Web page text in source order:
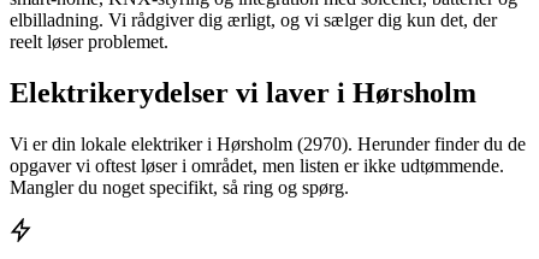
elbilladning. Vi rådgiver dig ærligt, og vi sælger dig kun det, der
reelt løser problemet.
Elektrikerydelser vi laver i Hørsholm
Vi er din lokale elektriker i Hørsholm (2970). Herunder finder du de
opgaver vi oftest løser i området, men listen er ikke udtømmende.
Mangler du noget specifikt, så ring og spørg.